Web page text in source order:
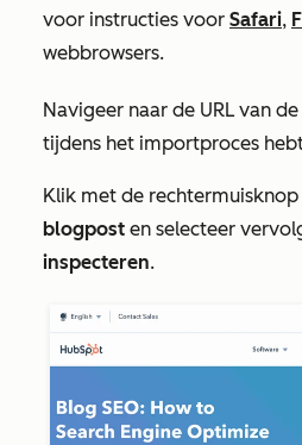
voor instructies voor Safari,
webbrowsers.
Navigeer naar de URL van
tijdens het importproces
Klik met de
blogpost en selecteer
inspecteren.